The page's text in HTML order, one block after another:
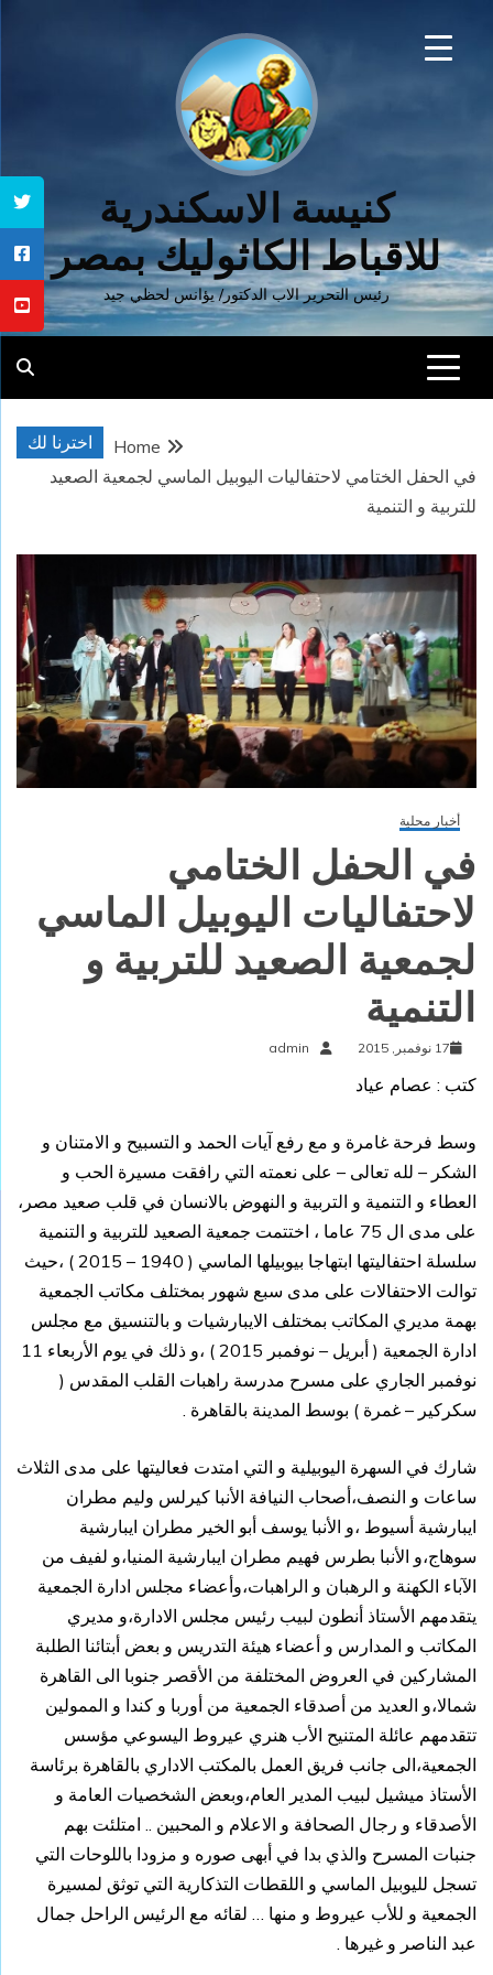
كنيسة الاسكندرية
للاقباط الكاثوليك بمصر
رئيس التحرير الاب الدكتور/ يؤانس لحظي جيد
اخترنا لك
Home
في الحفل الختامي لاحتفاليات اليوبيل الماسي لجمعية الصعيد
للتربية و التنمية
أخبار محلية
في الحفل الختامي
لاحتفاليات اليوبيل الماسي
لجمعية الصعيد للتربية و
التنمية
17 نوفمبر, 2015 admin
كتب : عصام عياد
وسط فرحة غامرة و مع رفع آيات الحمد و التسبيح و الامتنان و
الشكر – لله تعالى – على نعمته التي رافقت مسيرة الحب و
العطاء و التنمية و التربية و النهوض بالانسان في قلب صعيد مصر،
على مدى ال 75 عاما ، اختتمت جمعية الصعيد للتربية و التنمية
سلسلة احتفاليتها ابتهاجا بيوبيلها الماسي ( 1940 – 2015 ) ،حيث
توالت الاحتفالات على مدى سبع شهور بمختلف مكاتب الجمعية
بهمة مديري المكاتب بمختلف الايبارشيات و بالتنسيق مع مجلس
ادارة الجمعية ( أبريل – نوفمبر 2015 ) ،و ذلك في يوم الأربعاء 11
نوفمبر الجاري على مسرح مدرسة راهبات القلب المقدس (
سكركير – غمرة ) بوسط المدينة بالقاهرة .
شارك في السهرة اليوبيلية و التي امتدت فعاليتها على مدى الثلاث
ساعات و النصف،أصحاب النيافة الأنبا كيرلس وليم مطران
ايبارشية أسيوط ،و الأنبا يوسف أبو الخير مطران ايبارشية
سوهاج،و الأنبا بطرس فهيم مطران ايبارشية المنيا،و لفيف من
الآباء الكهنة و الرهبان و الراهبات،وأعضاء مجلس ادارة الجمعية
يتقدمهم الأستاذ أنطون لبيب رئيس مجلس الادارة،و مديري
المكاتب و المدارس و أعضاء هيئة التدريس و بعض أبتائنا الطلبة
المشاركين في العروض المختلفة من الأقصر جنوبا الى القاهرة
شمالا،و العديد من أصدقاء الجمعية من أوربا و كندا و الممولين
تتقدمهم عائلة المتنيح الأب هنري عيروط اليسوعي مؤسس
الجمعية،الى جانب فريق العمل بالمكتب الاداري بالقاهرة برئاسة
الأستاذ ميشيل لبيب المدير العام،وبعض الشخصيات العامة و
الأصدقاء و رجال الصحافة و الاعلام و المحبين .. امتلئت بهم
جنبات المسرح والذي بدا في أبهى صوره و مزودا باللوحات التي
تسجل لليوبيل الماسي و اللقطات التذكارية التي توثق لمسيرة
الجمعية و للأب عيروط و منها … لقائه مع الرئيس الراحل جمال
عبد الناصر و غيرها .